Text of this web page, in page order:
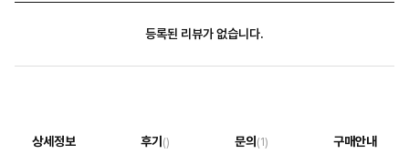
등록된 리뷰가 없습니다.
상세정보 후기 () 문의 (1) 구매안내